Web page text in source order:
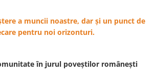
din lemn
a muncii noastre, dar și un punct de
pentru noi orizonturi.
în jurul poveștilor românești